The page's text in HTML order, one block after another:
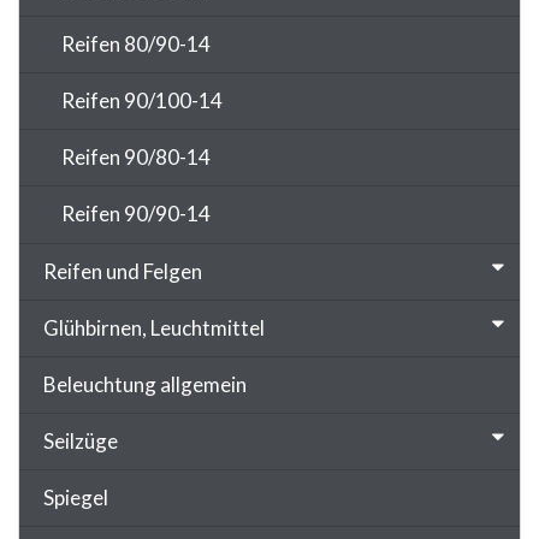
Reifen 80/90-14
Reifen 90/100-14
Reifen 90/80-14
Reifen 90/90-14
Reifen und Felgen
Glühbirnen, Leuchtmittel
Beleuchtung allgemein
Seilzüge
Spiegel